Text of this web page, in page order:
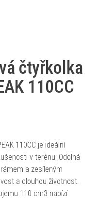
čtyřkolka
110CC
110CC je ideální
v terénu. Odolná
a zesíleným
a dlouhou životnost.
110 cm3 nabízí